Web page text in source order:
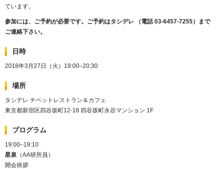
ています。
参加には、ご予約が必要です。ご予約はタシデレ （電話 03-6457-7255）まで
ご連絡下さい。
日時
2018年3月27日（火）19:00–20:30
場所
タシデレ チベットレストラン＆カフェ
東京都新宿区四谷坂町12-18 四谷坂町永谷マンション 1F
プログラム
19:00–19:10
星泉 （AA研所員）
開会挨拶